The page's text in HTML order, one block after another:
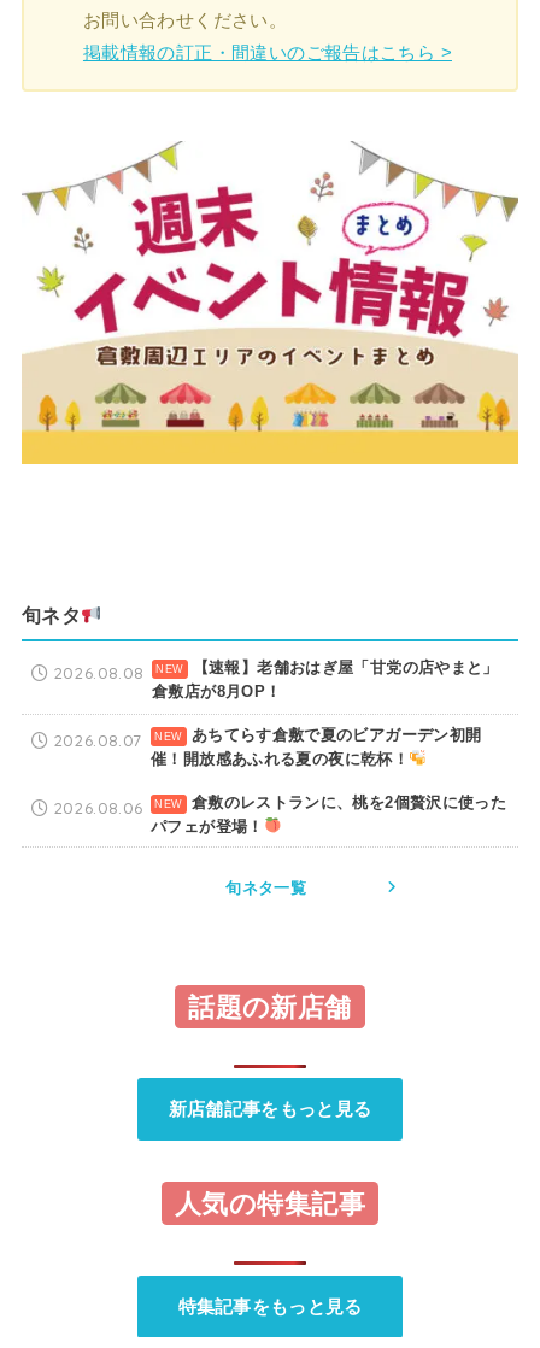
お問い合わせください。
掲載情報の訂正・間違いのご報告はこちら >
旬ネタ
【速報】老舗おはぎ屋「甘党の店やまと」
倉敷店が8月OP！
2026.08.08
あちてらす倉敷で夏のビアガーデン初開
催！開放感あふれる夏の夜に乾杯！
2026.08.07
倉敷のレストランに、桃を2個贅沢に使った
パフェが登場！
2026.08.06
旬ネタ一覧
話題の新店舗
新店舗記事をもっと見る
人気の特集記事
特集記事をもっと見る